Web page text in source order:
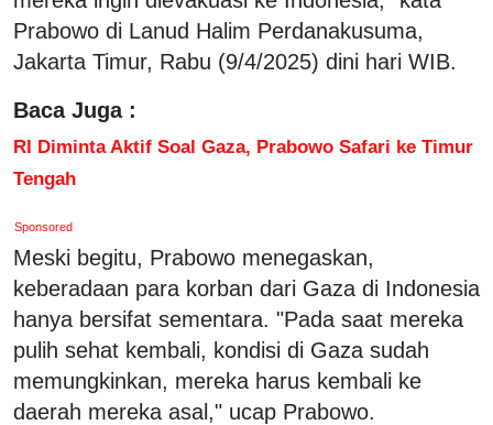
Prabowo di Lanud Halim Perdanakusuma,
Jakarta Timur, Rabu (9/4/2025) dini hari WIB.
Baca Juga :
RI Diminta Aktif Soal Gaza, Prabowo Safari ke Timur
Tengah
Sponsored
Meski begitu, Prabowo menegaskan,
keberadaan para korban dari Gaza di Indonesia
hanya bersifat sementara. "Pada saat mereka
pulih sehat kembali, kondisi di Gaza sudah
memungkinkan, mereka harus kembali ke
daerah mereka asal," ucap Prabowo.